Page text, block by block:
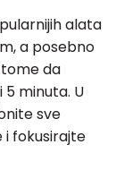
alata
a posebno
tome da
minuta. U
sve
fokusirajte